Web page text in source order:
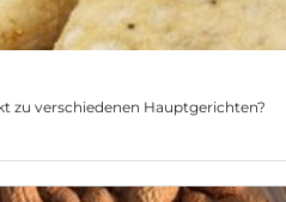
zu verschiedenen Hauptgerichten?